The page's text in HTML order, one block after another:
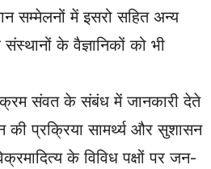
सम्मेलनों में इसरो सहित अन्य
संस्थानों के वैज्ञानिकों को भी
संवत के संबंध में जानकारी देते
की प्रक्रिया सामर्थ्य और सुशासन
के विविध पक्षों पर जन-